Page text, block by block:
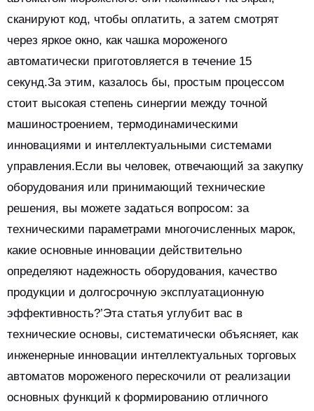
сканируют код, чтобы оплатить, а затем смотрят
через яркое окно, как чашка мороженого
автоматически приготовляется в течение 15
секунд.За этим, казалось бы, простым процессом
стоит высокая степень синергии между точной
машиностроением, термодинамическими
инновациями и интеллектуальными системами
управления.Если вы человек, отвечающий за закупку
оборудования или принимающий технические
решения, вы можете задаться вопросом: за
техническими параметрами многочисленных марок,
какие основные инновации действительно
определяют надежность оборудования, качество
продукции и долгосрочную эксплуатационную
эффективность?’Эта статья углубит вас в
технические основы, систематически объясняет, как
инженерные инновации интеллектуальных торговых
автоматов мороженого перескочили от реализации
основных функций к формированию отличного